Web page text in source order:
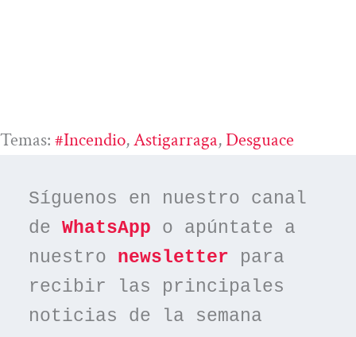
Temas: #incendio, Astigarraga, Desguace
Síguenos en nuestro canal
de WhatsApp o apúntate a
nuestro newsletter para
recibir las principales
noticias de la semana